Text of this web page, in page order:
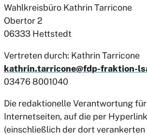
Wahlkreisbüro Kathrin Tarricone
Obertor 2
06333 Hettstedt
Vertreten durch: Kathrin Tarricone
kathrin.tarricone@fdp-fraktion-
03476 8001040
Die redaktionelle Verantwortung
Internetseiten, auf die per
(einschließlich der dort verankerten